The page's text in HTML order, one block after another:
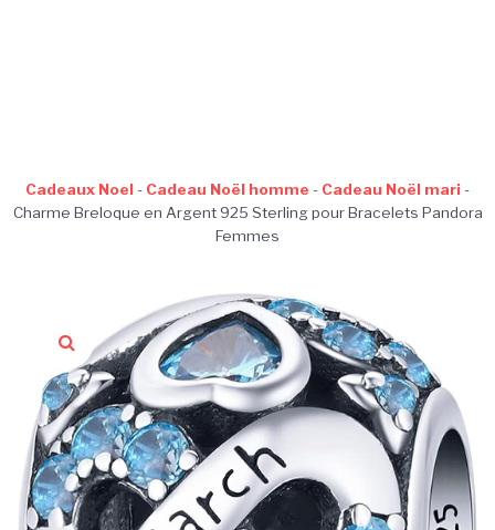
Cadeaux Noel - Cadeau Noël homme - Cadeau Noël mari -
Charme Breloque en Argent 925 Sterling pour Bracelets Pandora
Femmes